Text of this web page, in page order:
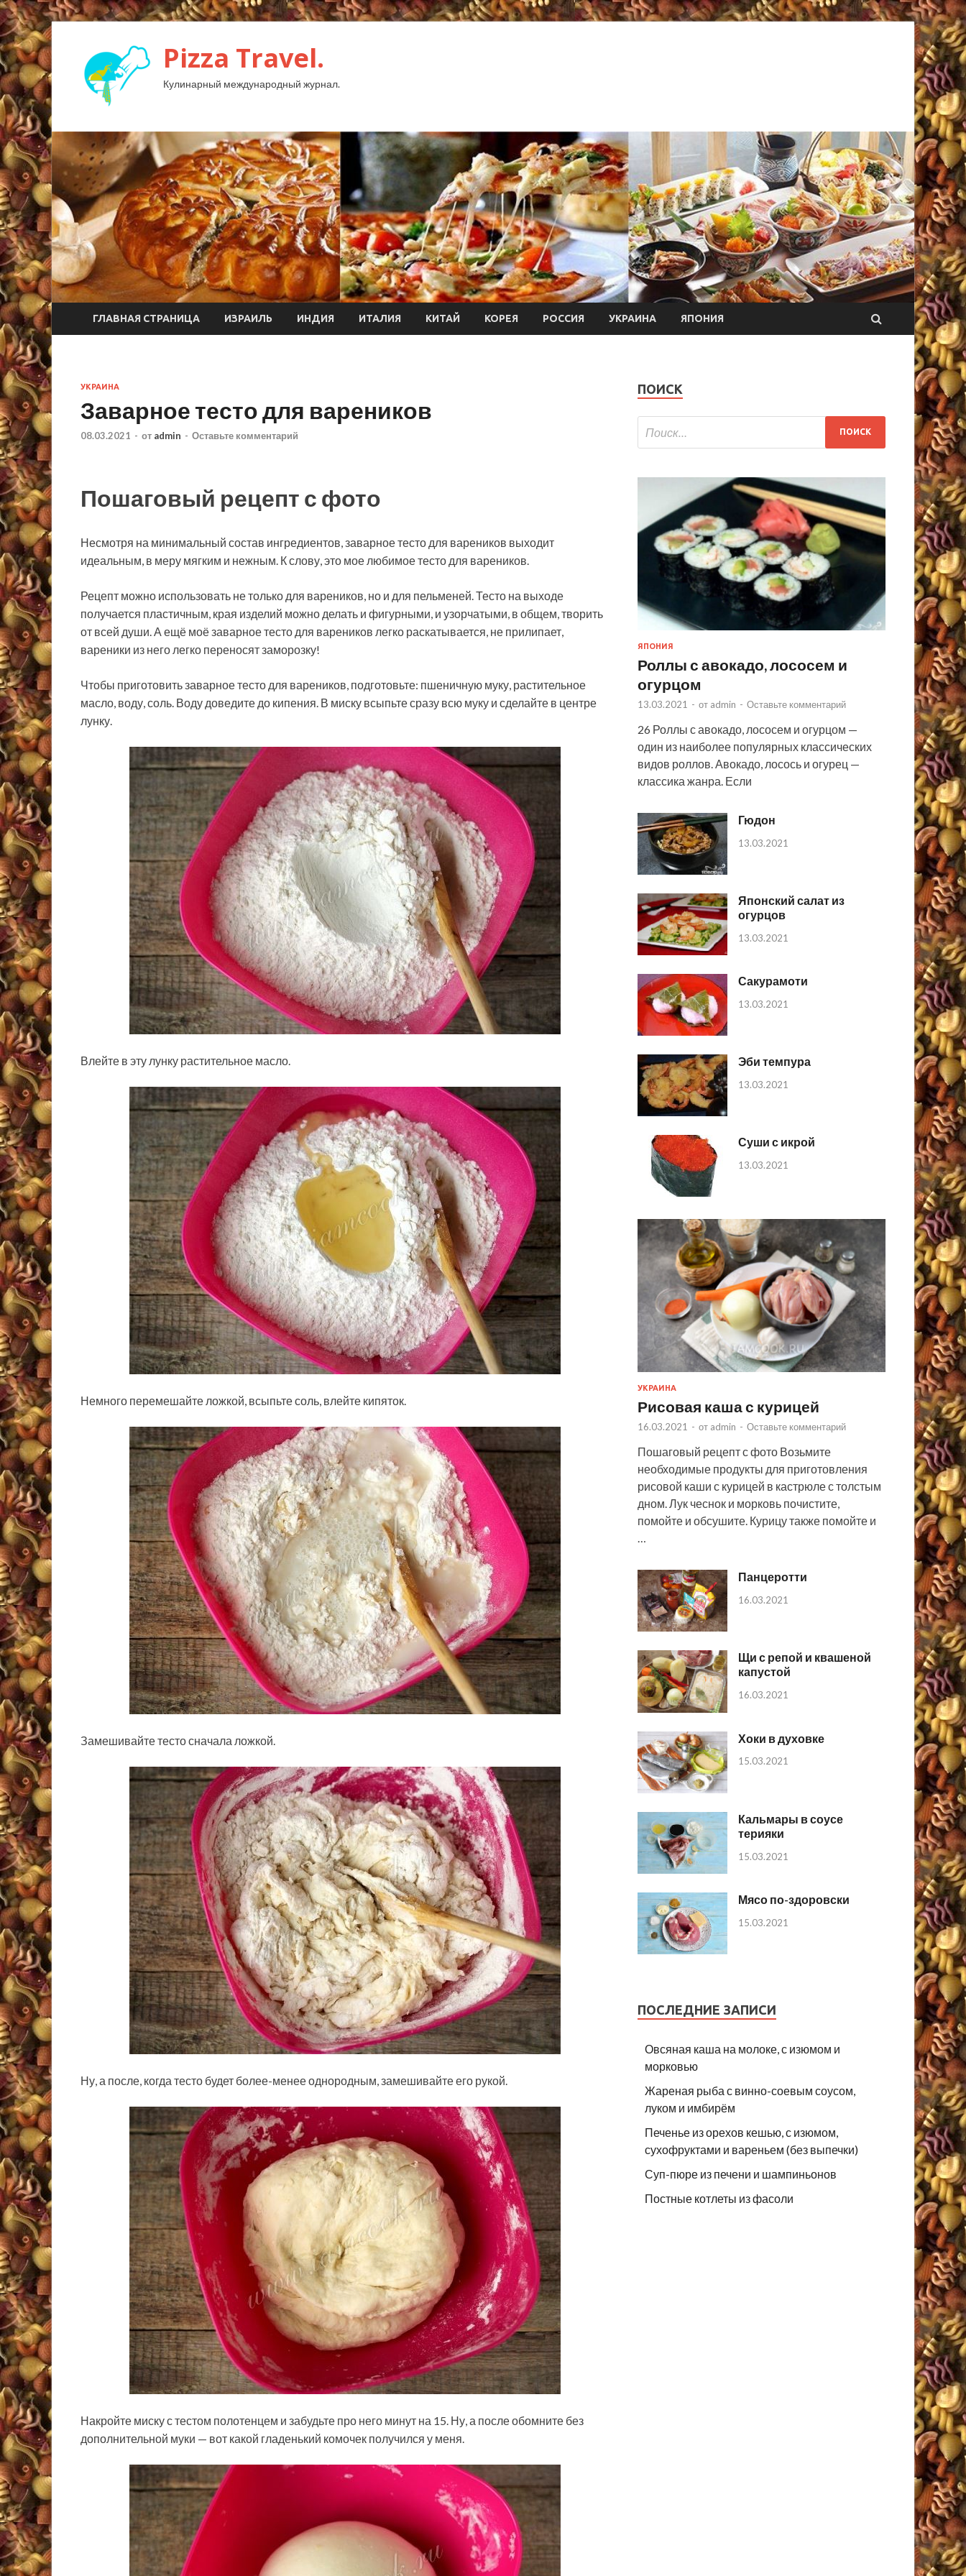
Pizza Travel.
Кулинарный международный журнал.
ГЛАВНАЯ СТРАНИЦА ИЗРАИЛЬ ИНДИЯ ИТАЛИЯ КИТАЙ КОРЕЯ РОССИЯ УКРАИНА ЯПОНИЯ
УКРАИНА
Заварное тесто для вареников
08.03.2021 - от admin - Оставьте комментарий
Пошаговый рецепт с фото
Несмотря на минимальный состав ингредиентов, заварное тесто для вареников выходит
идеальным, в меру мягким и нежным. К слову, это мое любимое тесто для вареников.
Рецепт можно использовать не только для вареников, но и для пельменей. Тесто на выходе
получается пластичным, края изделий можно делать и фигурными, и узорчатыми, в общем, творить
от всей души. А ещё моё заварное тесто для вареников легко раскатывается, не прилипает,
вареники из него легко переносят заморозку!
Чтобы приготовить заварное тесто для вареников, подготовьте: пшеничную муку, растительное
масло, воду, соль. Воду доведите до кипения. В миску всыпьте сразу всю муку и сделайте в центре
лунку.
Влейте в эту лунку растительное масло.
Немного перемешайте ложкой, всыпьте соль, влейте кипяток.
Замешивайте тесто сначала ложкой.
Ну, а после, когда тесто будет более-менее однородным, замешивайте его рукой.
Накройте миску с тестом полотенцем и забудьте про него минут на 15. Ну, а после обомните без
дополнительной муки — вот какой гладенький комочек получился у меня.
ПОИСК
ЯПОНИЯ
Роллы с авокадо, лососем и
огурцом
13.03.2021 - от admin - Оставьте комментарий
26 Роллы с авокадо, лососем и огурцом —
один из наиболее популярных классических
видов роллов. Авокадо, лосось и огурец —
классика жанра. Если
Гюдон
13.03.2021
Японский салат из
огурцов
13.03.2021
Сакурамоти
13.03.2021
Эби темпура
13.03.2021
Суши с икрой
13.03.2021
УКРАИНА
Рисовая каша с курицей
16.03.2021 - от admin - Оставьте комментарий
Пошаговый рецепт с фото Возьмите
необходимые продукты для приготовления
рисовой каши с курицей в кастрюле с толстым
дном. Лук чеснок и морковь почистите,
помойте и обсушите. Курицу также помойте и
…
Панцеротти
16.03.2021
Щи с репой и квашеной
капустой
16.03.2021
Хоки в духовке
15.03.2021
Кальмары в соусе
терияки
15.03.2021
Мясо по-здоровски
15.03.2021
ПОСЛЕДНИЕ ЗАПИСИ
Овсяная каша на молоке, с изюмом и
морковью
Жареная рыба с винно-соевым соусом,
луком и имбирём
Печенье из орехов кешью, с изюмом,
сухофруктами и вареньем (без выпечки)
Суп-пюре из печени и шампиньонов
Постные котлеты из фасоли